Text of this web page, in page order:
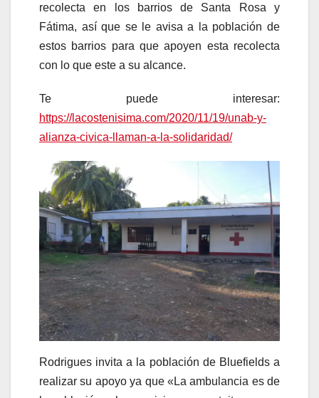
recolecta en los barrios de Santa Rosa y
Fátima, así que se le avisa a la población de
estos barrios para que apoyen esta recolecta
con lo que este a su alcance.
Te puede interesar:
https://lacostenisima.com/2020/11/19/unab-y-
alianza-civica-llaman-a-la-solidaridad/
Rodrigues invita a la población de Bluefields a
realizar su apoyo ya que «La ambulancia es de